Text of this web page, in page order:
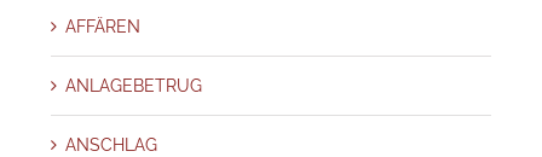
AFFÄREN
ANLAGEBETRUG
ANSCHLAG